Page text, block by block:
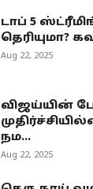
டாப் 5
தெரியுமா?
Aug 22, 2025
விஜய்யின்
நம...
Aug 22, 2025